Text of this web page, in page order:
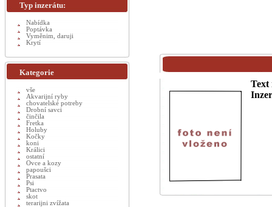
Text
Typ inzerátu:
Nabídka
Poptávka
Vyměnim, daruji
Krytí
Kategorie
vše
Akvarijní ryby
chovatelské potreby
Drobní savci
činčila
Fretka
Holuby
Kočky
koni
Králici
ostatní
Ovce a kozy
papoušci
Prasata
Psi
Ptactvo
skot
terarijni zvížata